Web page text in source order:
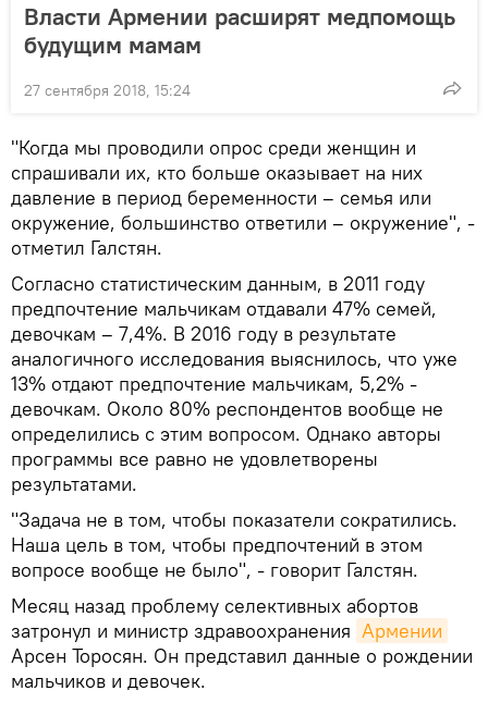
Власти Армении расширят медпомощь
будущим мамам
27 сентября 2018, 15:24
"Когда мы проводили опрос среди женщин и
спрашивали их, кто больше оказывает на них
давление в период беременности – семья или
окружение, большинство ответили – окружение", -
отметил Галстян.
Согласно статистическим данным, в 2011 году
предпочтение мальчикам отдавали 47% семей,
девочкам – 7,4%. В 2016 году в результате
аналогичного исследования выяснилось, что уже
13% отдают предпочтение мальчикам, 5,2% -
девочкам. Около 80% респондентов вообще не
определились с этим вопросом. Однако авторы
программы все равно не удовлетворены
результатами.
"Задача не в том, чтобы показатели сократились.
Наша цель в том, чтобы предпочтений в этом
вопросе вообще не было", - говорит Галстян.
Месяц назад проблему селективных абортов
затронул и министр здравоохранения Армении
Арсен Торосян. Он представил данные о рождении
мальчиков и девочек.